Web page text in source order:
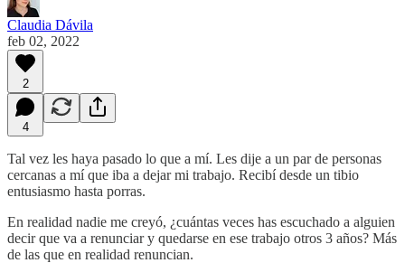
Claudia Dávila
feb 02, 2022
2
4
Tal vez les haya pasado lo que a mí. Les dije a un par de personas
cercanas a mí que iba a dejar mi trabajo. Recibí desde un tibio
entusiasmo hasta porras.
En realidad nadie me creyó, ¿cuántas veces has escuchado a alguien
decir que va a renunciar y quedarse en ese trabajo otros 3 años? Más
de las que en realidad renuncian.